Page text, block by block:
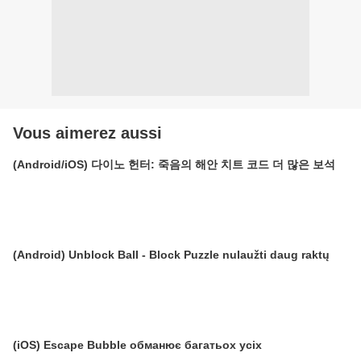
Vous aimerez aussi
(Android/iOS) 다이노 헌터: 죽음의 해안 치트 코드 더 많은 보석
(Android) Unblock Ball - Block Puzzle nulaužti daug raktų
(iOS) Escape Bubble обманює багатьох усіх